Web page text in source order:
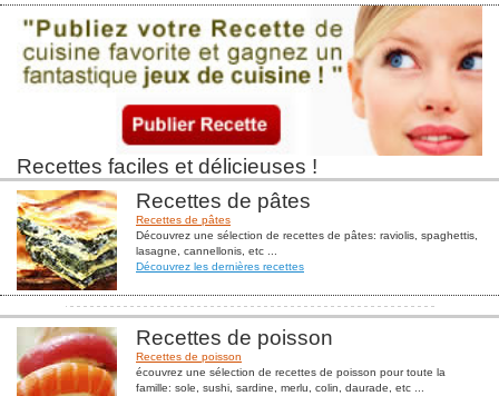
Recettes faciles et délicieuses !
Recettes de pâtes
Recettes de pâtes
Découvrez une sélection de recettes de pâtes: raviolis, spaghettis,
lasagne, cannellonis, etc ...
Découvrez les dernières recettes
Recettes de poisson
Recettes de poisson
écouvrez une sélection de recettes de poisson pour toute la
famille: sole, sushi, sardine, merlu, colin, daurade, etc ...